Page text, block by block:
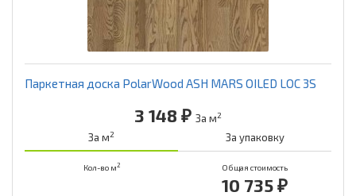
Паркетная доска PolarWood ASH MARS OILED LOC 3S
3 148 ₽ За м2
За м2 За упаковку
Кол-во м2 Общая стоимость
10 735 ₽